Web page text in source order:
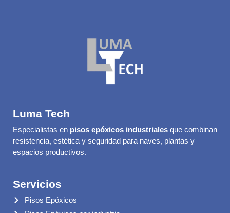
Luma Tech
Especialistas en pisos epóxicos industriales que combinan
resistencia, estética y seguridad para naves, plantas y
espacios productivos.
Servicios
Pisos Epóxicos